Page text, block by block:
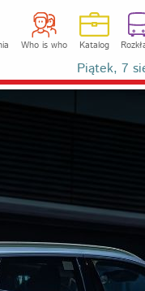
Who is who Katalog
Piątek, 7